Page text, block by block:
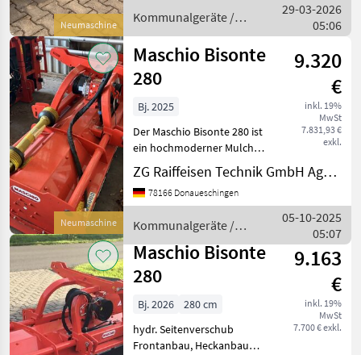
Neumaschine
Kommunalgeräte /
Maschio
29-03-2026
05:06
Neumaschine
Maschio Bisonte
280
9.320
€
inkl. 19%
MwSt
7.831,93 €
exkl.
Bj. 2025
Der Maschio Bisonte 280 ist
ein hochmoderner Mulcher
aus der Kategorie
Gartentechnik &
Kommunaltechnik. Als
2025 und null
Betriebsstunden bie
ZG Raiffeisen Technik GmbH Agrartechnik Donaueschingen
78166 Donaueschingen
Kommunalgeräte /
Maschio
05-10-2025
05:07
Maschio Bisonte
280
9.163
€
inkl. 19%
MwSt
7.700 € exkl.
Bj. 2026
280 cm
hydr. Seitenverschub
Frontanbau, Heckanbau